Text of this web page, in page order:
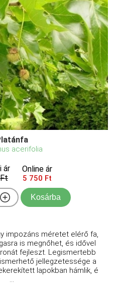
acerifolia
ár
Online ár
5 750 Ft
Kosárba
impozáns méretet elérő fa,
is megnőhet, és idővel
fejleszt. Legismertebb
jellegzetessége a
lapokban hámlik, é
...